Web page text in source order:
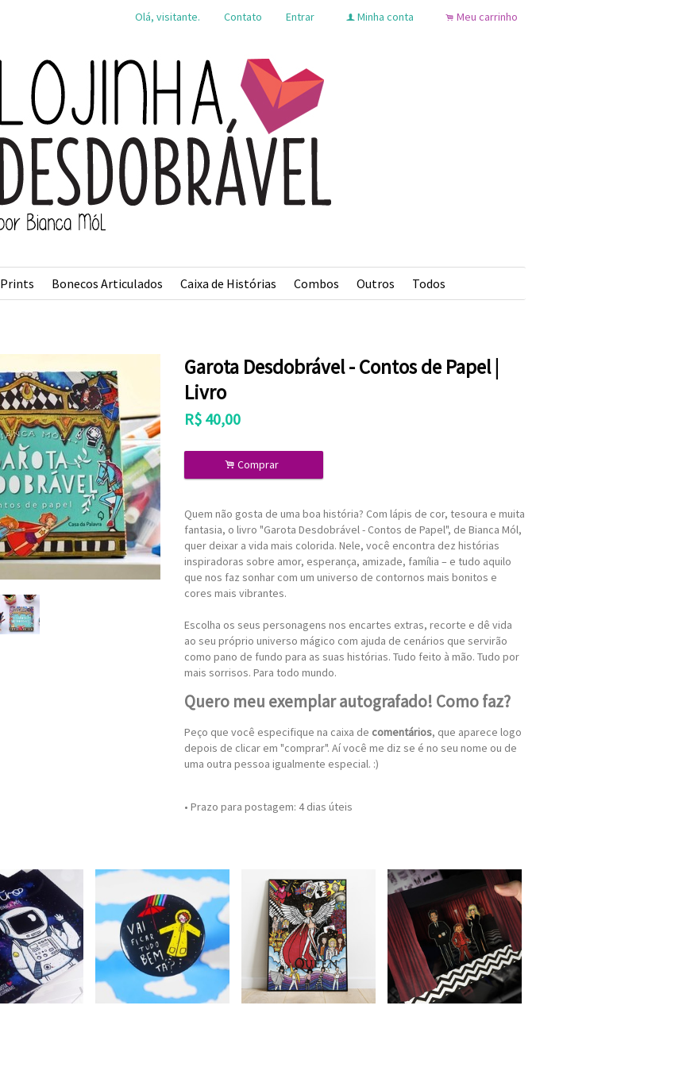
Olá, visitante. Contato Entrar f Minha conta . Meu carrinho
Prints Bonecos Articulados Caixa de Histórias Combos Outros Todos
Garota Desdobrável - Contos de Papel |
Livro
R$ 40,00
. Comprar
Quem não gosta de uma boa história? Com lápis de cor, tesoura e muita
fantasia, o livro "Garota Desdobrável - Contos de Papel", de Bianca Mól,
quer deixar a vida mais colorida. Nele, você encontra dez histórias
inspiradoras sobre amor, esperança, amizade, família – e tudo aquilo
que nos faz sonhar com um universo de contornos mais bonitos e
cores mais vibrantes.
Escolha os seus personagens nos encartes extras, recorte e dê vida
ao seu próprio universo mágico com ajuda de cenários que servirão
como pano de fundo para as suas histórias. Tudo feito à mão. Tudo por
mais sorrisos. Para todo mundo.
Quero meu exemplar autografado! Como faz?
Peço que você especifique na caixa de comentários, que aparece logo
depois de clicar em "comprar". Aí você me diz se é no seu nome ou de
uma outra pessoa igualmente especial. :)
• Prazo para postagem: 4 dias úteis